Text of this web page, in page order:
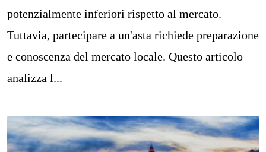
potenzialmente inferiori rispetto al mercato.
Tuttavia, partecipare a un'asta richiede preparazione
e conoscenza del mercato locale. Questo articolo
analizza l...